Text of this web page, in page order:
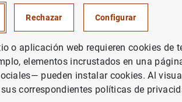
la información estadística
P Q R S T U V W X Y
Rechazar Configurar
o aplicación web requieren cookies de
elementos incrustados en una
pueden instalar cookies. Al
correspondientes políticas de